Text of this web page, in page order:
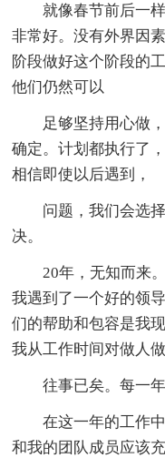
就像春节前后一样
非常好。没有外界因
阶段做好这个阶段的
他们仍然可以
足够坚持用心做，
确定。计划都执行了
相信即使以后遇到，
问题，我们会选择
决。
20年，无知而来。
我遇到了一个好的领
们的帮助和包容是我
我从工作时间对做人
往事已矣。每一年
在这一年的工作中
和我的团队成员应该